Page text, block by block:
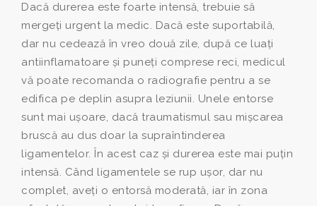
Dacă durerea este foarte intensă, trebuie să
mergeţi urgent la medic. Dacă este suportabilă,
dar nu cedează în vreo două zile, după ce luaţi
antiinflamatoare şi puneţi comprese reci, medicul
vă poate recomanda o radiografie pentru a se
edifica pe deplin asupra leziunii. Unele entorse
sunt mai uşoare, dacă traumatismul sau mişcarea
bruscă au dus doar la supraîntinderea
ligamentelor. În acest caz şi durerea este mai puţin
intensă. Când ligamentele se rup uşor, dar nu
complet, aveţi o entorsă moderată, iar în zona